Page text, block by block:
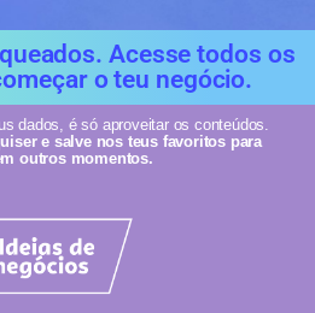
Acesse todos os
o teu negócio.
dados, é só aproveitar os conteúdos.
e salve nos teus favoritos para
outros momentos.